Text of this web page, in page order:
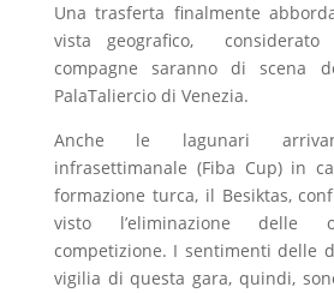
Una trasferta finalmente
vista geografico,
compagne saranno di scena
PalaTaliercio di Venezia.
Anche le lagunari
infrasettimanale (Fiba Cup) in
formazione turca, il Besiktas,
visto l’eliminazione delle
competizione. I sentimenti delle
vigilia di questa gara, quindi,